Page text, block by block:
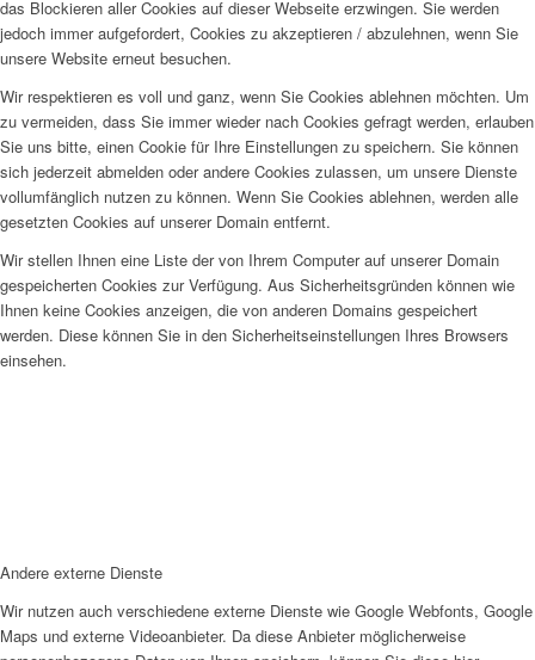
das Blockieren aller Cookies auf dieser Webseite erzwingen. Sie werden
jedoch immer aufgefordert, Cookies zu akzeptieren / abzulehnen, wenn Sie
unsere Website erneut besuchen.
Wir respektieren es voll und ganz, wenn Sie Cookies ablehnen möchten. Um
zu vermeiden, dass Sie immer wieder nach Cookies gefragt werden, erlauben
Sie uns bitte, einen Cookie für Ihre Einstellungen zu speichern. Sie können
sich jederzeit abmelden oder andere Cookies zulassen, um unsere Dienste
vollumfänglich nutzen zu können. Wenn Sie Cookies ablehnen, werden alle
gesetzten Cookies auf unserer Domain entfernt.
Wir stellen Ihnen eine Liste der von Ihrem Computer auf unserer Domain
gespeicherten Cookies zur Verfügung. Aus Sicherheitsgründen können wie
Ihnen keine Cookies anzeigen, die von anderen Domains gespeichert
werden. Diese können Sie in den Sicherheitseinstellungen Ihres Browsers
einsehen.
Andere externe Dienste
Wir nutzen auch verschiedene externe Dienste wie Google Webfonts, Google
Maps und externe Videoanbieter. Da diese Anbieter möglicherweise